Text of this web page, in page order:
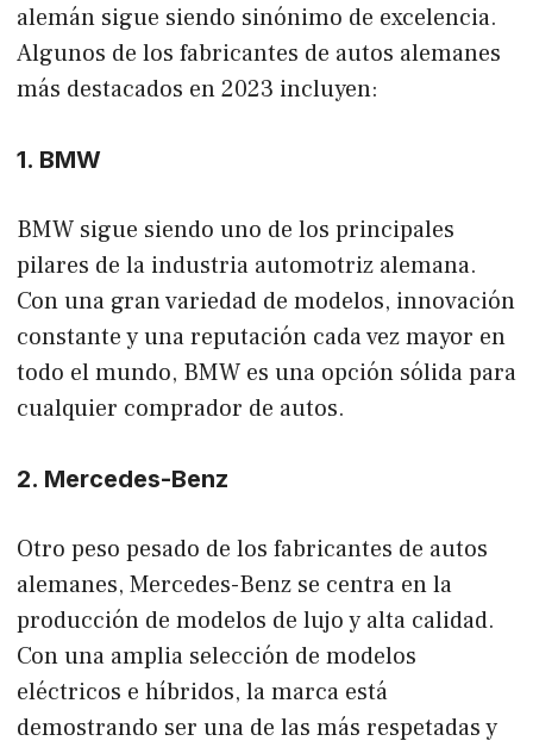
alemán sigue siendo sinónimo de excelencia.
Algunos de los fabricantes de autos alemanes
más destacados en 2023 incluyen:
1. BMW
BMW sigue siendo uno de los principales
pilares de la industria automotriz alemana.
Con una gran variedad de modelos, innovación
constante y una reputación cada vez mayor en
todo el mundo, BMW es una opción sólida para
cualquier comprador de autos.
2. Mercedes-Benz
Otro peso pesado de los fabricantes de autos
alemanes, Mercedes-Benz se centra en la
producción de modelos de lujo y alta calidad.
Con una amplia selección de modelos
eléctricos e híbridos, la marca está
demostrando ser una de las más respetadas y